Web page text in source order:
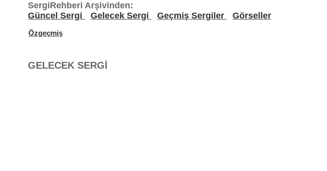
SergiRehberi Arşivinden:
Güncel Sergi
Gelecek Sergi Geçmiş Sergiler Görseller
Özgeçmiş
GELECEK SERGİ